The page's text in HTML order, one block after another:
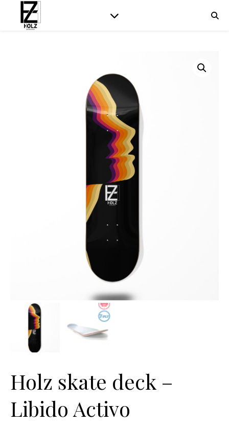
Holz skate deck –
Libido Activo